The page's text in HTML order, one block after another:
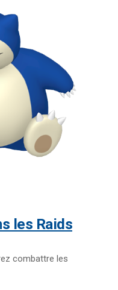
les Raids
combattre les